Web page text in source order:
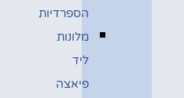
הספרדיות
מלונות
ליד
פיאצה